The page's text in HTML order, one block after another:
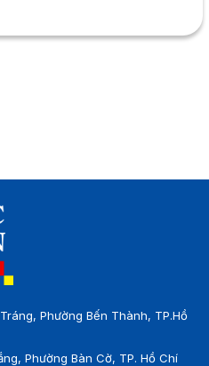
Phường Bến Thành, TP.Hồ
Phường Bàn Cờ, TP. Hồ Chí